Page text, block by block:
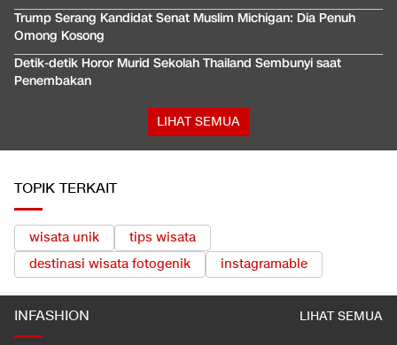
Trump Serang Kandidat Senat Muslim Michigan: Dia Penuh
Omong Kosong
Detik-detik Horor Murid Sekolah Thailand Sembunyi saat
Penembakan
LIHAT SEMUA
TOPIK TERKAIT
wisata unik
tips wisata
destinasi wisata fotogenik
instagramable
INFASHION LIHAT SEMUA